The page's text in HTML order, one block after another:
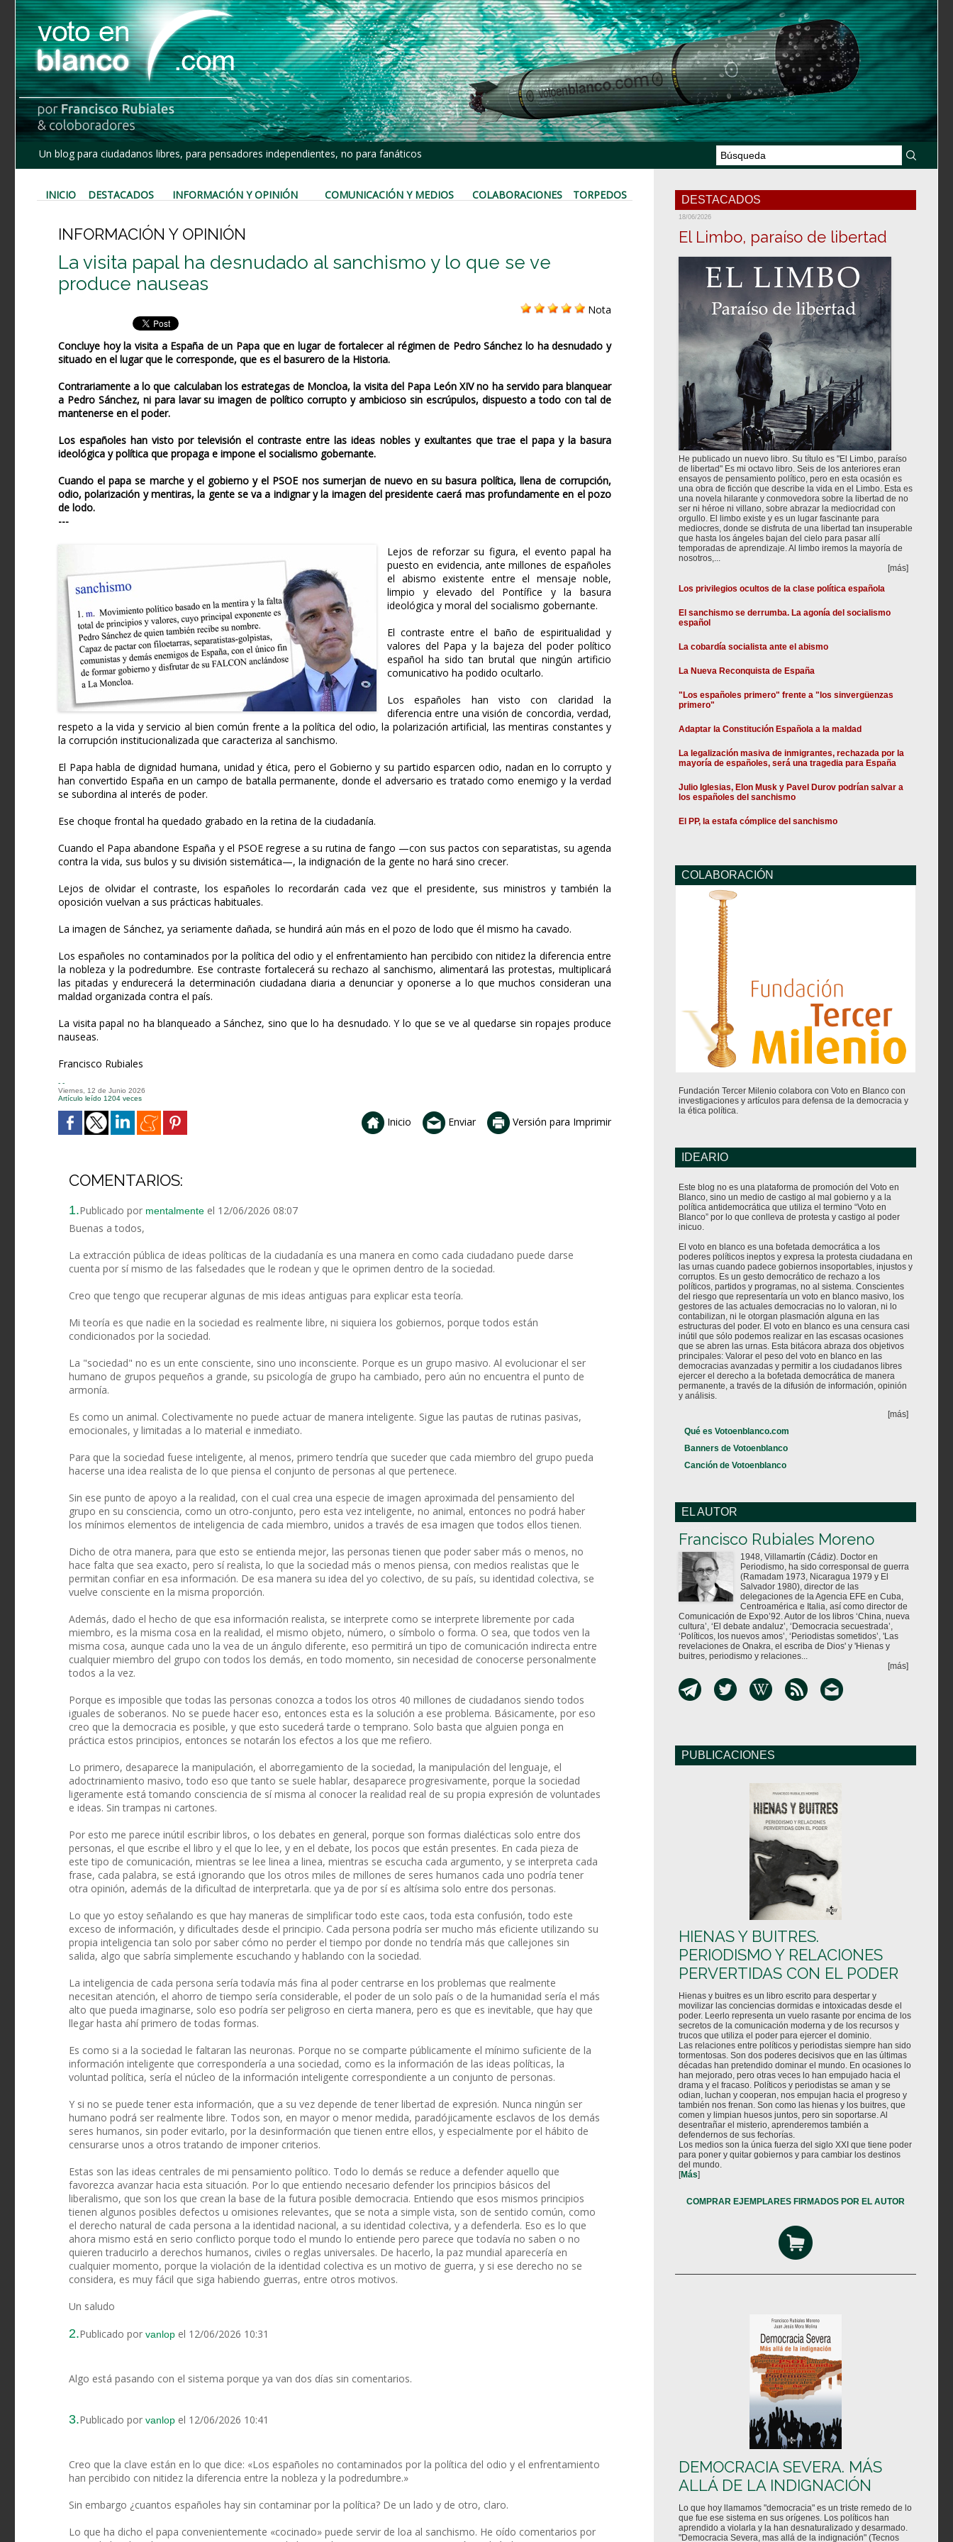
Un blog para ciudadanos libres, para pensadores independientes, no para fanáticos
INICIO DESTACADOS INFORMACIÓN Y OPINIÓN COMUNICACIÓN Y MEDIOS COLABORACIONES TORPEDOS
INFORMACIÓN Y OPINIÓN
La visita papal ha desnudado al sanchismo y lo que se ve
produce nauseas
Nota
Concluye hoy la visita a España de un Papa que en lugar de fortalecer al régimen de Pedro Sánchez lo ha desnudado y
situado en el lugar que le corresponde, que es el basurero de la Historia.
Contrariamente a lo que calculaban los estrategas de Moncloa, la visita del Papa León XIV no ha servido para blanquear
a Pedro Sánchez, ni para lavar su imagen de político corrupto y ambicioso sin escrúpulos, dispuesto a todo con tal de
mantenerse en el poder.
Los españoles han visto por televisión el contraste entre las ideas nobles y exultantes que trae el papa y la basura
ideológica y política que propaga e impone el socialismo gobernante.
Cuando el papa se marche y el gobierno y el PSOE nos sumerjan de nuevo en su basura política, llena de corrupción,
odio, polarización y mentiras, la gente se va a indignar y la imagen del presidente caerá mas profundamente en el pozo
de lodo.
---
Lejos de reforzar su figura, el evento papal ha
puesto en evidencia, ante millones de españoles
el abismo existente entre el mensaje noble,
limpio y elevado del Pontífice y la basura
ideológica y moral del socialismo gobernante.
El contraste entre el baño de espiritualidad y
valores del Papa y la bajeza del poder político
español ha sido tan brutal que ningún artificio
comunicativo ha podido ocultarlo.
Los españoles han visto con claridad la
diferencia entre una visión de concordia, verdad,
respeto a la vida y servicio al bien común frente a la política del odio, la polarización artificial, las mentiras constantes y
la corrupción institucionalizada que caracteriza al sanchismo.
El Papa habla de dignidad humana, unidad y ética, pero el Gobierno y su partido esparcen odio, nadan en lo corrupto y
han convertido España en un campo de batalla permanente, donde el adversario es tratado como enemigo y la verdad
se subordina al interés de poder.
Ese choque frontal ha quedado grabado en la retina de la ciudadanía.
Cuando el Papa abandone España y el PSOE regrese a su rutina de fango —con sus pactos con separatistas, su agenda
contra la vida, sus bulos y su división sistemática—, la indignación de la gente no hará sino crecer.
Lejos de olvidar el contraste, los españoles lo recordarán cada vez que el presidente, sus ministros y también la
oposición vuelvan a sus prácticas habituales.
La imagen de Sánchez, ya seriamente dañada, se hundirá aún más en el pozo de lodo que él mismo ha cavado.
Los españoles no contaminados por la política del odio y el enfrentamiento han percibido con nitidez la diferencia entre
la nobleza y la podredumbre. Ese contraste fortalecerá su rechazo al sanchismo, alimentará las protestas, multiplicará
las pitadas y endurecerá la determinación ciudadana diaria a denunciar y oponerse a lo que muchos consideran una
maldad organizada contra el país.
La visita papal no ha blanqueado a Sánchez, sino que lo ha desnudado. Y lo que se ve al quedarse sin ropajes produce
nauseas.
Francisco Rubiales
- -
Viernes, 12 de Junio 2026
Artículo leído 1204 veces
Inicio Enviar Versión para Imprimir
COMENTARIOS:
1.Publicado por mentalmente el 12/06/2026 08:07
Buenas a todos,
La extracción pública de ideas políticas de la ciudadanía es una manera en como cada ciudadano puede darse
cuenta por sí mismo de las falsedades que le rodean y que le oprimen dentro de la sociedad.
Creo que tengo que recuperar algunas de mis ideas antiguas para explicar esta teoría.
Mi teoría es que nadie en la sociedad es realmente libre, ni siquiera los gobiernos, porque todos están
condicionados por la sociedad.
La "sociedad" no es un ente consciente, sino uno inconsciente. Porque es un grupo masivo. Al evolucionar el ser
humano de grupos pequeños a grande, su psicología de grupo ha cambiado, pero aún no encuentra el punto de
armonía.
Es como un animal. Colectivamente no puede actuar de manera inteligente. Sigue las pautas de rutinas pasivas,
emocionales, y limitadas a lo material e inmediato.
Para que la sociedad fuese inteligente, al menos, primero tendría que suceder que cada miembro del grupo pueda
hacerse una idea realista de lo que piensa el conjunto de personas al que pertenece.
Sin ese punto de apoyo a la realidad, con el cual crea una especie de imagen aproximada del pensamiento del
grupo en su consciencia, como un otro-conjunto, pero esta vez inteligente, no animal, entonces no podrá haber
los mínimos elementos de inteligencia de cada miembro, unidos a través de esa imagen que todos ellos tienen.
Dicho de otra manera, para que esto se entienda mejor, las personas tienen que poder saber más o menos, no
hace falta que sea exacto, pero sí realista, lo que la sociedad más o menos piensa, con medios realistas que le
permitan confiar en esa información. De esa manera su idea del yo colectivo, de su país, su identidad colectiva, se
vuelve consciente en la misma proporción.
Además, dado el hecho de que esa información realista, se interprete como se interprete libremente por cada
miembro, es la misma cosa en la realidad, el mismo objeto, número, o símbolo o forma. O sea, que todos ven la
misma cosa, aunque cada uno la vea de un ángulo diferente, eso permitirá un tipo de comunicación indirecta entre
cualquier miembro del grupo con todos los demás, en todo momento, sin necesidad de conocerse personalmente
todos a la vez.
Porque es imposible que todas las personas conozca a todos los otros 40 millones de ciudadanos siendo todos
iguales de soberanos. No se puede hacer eso, entonces esta es la solución a ese problema. Básicamente, por eso
creo que la democracia es posible, y que esto sucederá tarde o temprano. Solo basta que alguien ponga en
práctica estos principios, entonces se notarán los efectos a los que me refiero.
Lo primero, desaparece la manipulación, el aborregamiento de la sociedad, la manipulación del lenguaje, el
adoctrinamiento masivo, todo eso que tanto se suele hablar, desaparece progresivamente, porque la sociedad
ligeramente está tomando consciencia de sí misma al conocer la realidad real de su propia expresión de voluntades
e ideas. Sin trampas ni cartones.
Por esto me parece inútil escribir libros, o los debates en general, porque son formas dialécticas solo entre dos
personas, el que escribe el libro y el que lo lee, y en el debate, los pocos que están presentes. En cada pieza de
este tipo de comunicación, mientras se lee linea a linea, mientras se escucha cada argumento, y se interpreta cada
frase, cada palabra, se está ignorando que los otros miles de millones de seres humanos cada uno podría tener
otra opinión, además de la dificultad de interpretarla. que ya de por sí es altísima solo entre dos personas.
Lo que yo estoy señalando es que hay maneras de simplificar todo este caos, toda esta confusión, todo este
exceso de información, y dificultades desde el principio. Cada persona podría ser mucho más eficiente utilizando su
propia inteligencia tan solo por saber cómo no perder el tiempo por donde no tendría más que callejones sin
salida, algo que sabría simplemente escuchando y hablando con la sociedad.
La inteligencia de cada persona sería todavía más fina al poder centrarse en los problemas que realmente
necesitan atención, el ahorro de tiempo sería considerable, el poder de un solo país o de la humanidad sería el más
alto que pueda imaginarse, solo eso podría ser peligroso en cierta manera, pero es que es inevitable, que hay que
llegar hasta ahí primero de todas formas.
Es como si a la sociedad le faltaran las neuronas. Porque no se comparte públicamente el mínimo suficiente de la
información inteligente que correspondería a una sociedad, como es la información de las ideas políticas, la
voluntad política, sería el núcleo de la información inteligente correspondiente a un conjunto de personas.
Y si no se puede tener esta información, que a su vez depende de tener libertad de expresión. Nunca ningún ser
humano podrá ser realmente libre. Todos son, en mayor o menor medida, paradójicamente esclavos de los demás
seres humanos, sin poder evitarlo, por la desinformación que tienen entre ellos, y especialmente por el hábito de
censurarse unos a otros tratando de imponer criterios.
Estas son las ideas centrales de mi pensamiento político. Todo lo demás se reduce a defender aquello que
favorezca avanzar hacia esta situación. Por lo que entiendo necesario defender los principios básicos del
liberalismo, que son los que crean la base de la futura posible democracia. Entiendo que esos mismos principios
tienen algunos posibles defectos u omisiones relevantes, que se nota a simple vista, son de sentido común, como
el derecho natural de cada persona a la identidad nacional, a su identidad colectiva, y a defenderla. Eso es lo que
ahora mismo está en serio conflicto porque todo el mundo lo entiende pero parece que todavía no saben o no
quieren traducirlo a derechos humanos, civiles o reglas universales. De hacerlo, la paz mundial aparecería en
cualquier momento, porque la violación de la identidad colectiva es un motivo de guerra, y si ese derecho no se
considera, es muy fácil que siga habiendo guerras, entre otros motivos.
Un saludo
2.Publicado por vanlop el 12/06/2026 10:31
Algo está pasando con el sistema porque ya van dos días sin comentarios.
3.Publicado por vanlop el 12/06/2026 10:41
Creo que la clave están en lo que dice: «Los españoles no contaminados por la política del odio y el enfrentamiento
han percibido con nitidez la diferencia entre la nobleza y la podredumbre.»
Sin embargo ¿cuantos españoles hay sin contaminar por la política? De un lado y de otro, claro.
Lo que ha dicho el papa convenientemente «cocinado» puede servir de loa al sanchismo. He oído comentarios por
DESTACADOS
18/06/2026
El Limbo, paraíso de libertad
He publicado un nuevo libro. Su título es "El Limbo, paraíso
de libertad" Es mi octavo libro. Seis de los anteriores eran
ensayos de pensamiento político, pero en esta ocasión es
una obra de ficción que describe la vida en el Limbo. Esta es
una novela hilarante y conmovedora sobre la libertad de no
ser ni héroe ni villano, sobre abrazar la mediocridad con
orgullo. El limbo existe y es un lugar fascinante para
mediocres, donde se disfruta de una libertad tan insuperable
que hasta los ángeles bajan del cielo para pasar allí
temporadas de aprendizaje. Al limbo iremos la mayoría de
nosotros,...
[más]
Los privilegios ocultos de la clase política española
El sanchismo se derrumba. La agonía del socialismo
español
La cobardía socialista ante el abismo
La Nueva Reconquista de España
"Los españoles primero" frente a "los sinvergüenzas
primero"
Adaptar la Constitución Española a la maldad
La legalización masiva de inmigrantes, rechazada por la
mayoría de españoles, será una tragedia para España
Julio Iglesias, Elon Musk y Pavel Durov podrían salvar a
los españoles del sanchismo
El PP, la estafa cómplice del sanchismo
COLABORACIÓN
Fundación Tercer Milenio colabora con Voto en Blanco con
investigaciones y artículos para defensa de la democracia y
la ética política.
IDEARIO
Este blog no es una plataforma de promoción del Voto en
Blanco, sino un medio de castigo al mal gobierno y a la
política antidemocrática que utiliza el termino “Voto en
Blanco” por lo que conlleva de protesta y castigo al poder
inicuo.
El voto en blanco es una bofetada democrática a los
poderes políticos ineptos y expresa la protesta ciudadana en
las urnas cuando padece gobiernos insoportables, injustos y
corruptos. Es un gesto democrático de rechazo a los
políticos, partidos y programas, no al sistema. Conscientes
del riesgo que representaría un voto en blanco masivo, los
gestores de las actuales democracias no lo valoran, ni lo
contabilizan, ni le otorgan plasmación alguna en las
estructuras del poder. El voto en blanco es una censura casi
inútil que sólo podemos realizar en las escasas ocasiones
que se abren las urnas. Esta bitácora abraza dos objetivos
principales: Valorar el peso del voto en blanco en las
democracias avanzadas y permitir a los ciudadanos libres
ejercer el derecho a la bofetada democrática de manera
permanente, a través de la difusión de información, opinión
y análisis.
[más]
Qué es Votoenblanco.com
Banners de Votoenblanco
Canción de Votoenblanco
EL AUTOR
Francisco Rubiales Moreno
1948, Villamartín (Cádiz). Doctor en
Periodismo, ha sido corresponsal de guerra
(Ramadam 1973, Nicaragua 1979 y El
Salvador 1980), director de las
delegaciones de la Agencia EFE en Cuba,
Centroamérica e Italia, así como director de
Comunicación de Expo’92. Autor de los libros ‘China, nueva
cultura’, ‘El debate andaluz’, ‘Democracia secuestrada’,
‘Políticos, los nuevos amos’, ‘Periodistas sometidos’, 'Las
revelaciones de Onakra, el escriba de Dios' y 'Hienas y
buitres, periodismo y relaciones...
[más]
PUBLICACIONES
HIENAS Y BUITRES.
PERIODISMO Y RELACIONES
PERVERTIDAS CON EL PODER
Hienas y buitres es un libro escrito para despertar y
movilizar las conciencias dormidas e intoxicadas desde el
poder. Leerlo representa un vuelo rasante por encima de los
secretos de la comunicación moderna y de los recursos y
trucos que utiliza el poder para ejercer el dominio.
Las relaciones entre políticos y periodistas siempre han sido
tormentosas. Son dos poderes decisivos que en las últimas
décadas han pretendido dominar el mundo. En ocasiones lo
han mejorado, pero otras veces lo han empujado hacia el
drama y el fracaso. Políticos y periodistas se aman y se
odian, luchan y cooperan, nos empujan hacia el progreso y
también nos frenan. Son como las hienas y los buitres, que
comen y limpian huesos juntos, pero sin soportarse. Al
desentrañar el misterio, aprenderemos también a
defendernos de sus fechorías.
Los medios son la única fuerza del siglo XXI que tiene poder
para poner y quitar gobiernos y para cambiar los destinos
del mundo.
[Más]
COMPRAR EJEMPLARES FIRMADOS POR EL AUTOR
DEMOCRACIA SEVERA. MÁS
ALLÁ DE LA INDIGNACIÓN
Lo que hoy llamamos "democracia" es un triste remedo de lo
que fue ese sistema en sus orígenes. Los políticos han
aprendido a violarla y la han desnaturalizado y desarmado.
"Democracia Severa, mas allá de la indignación" (Tecnos